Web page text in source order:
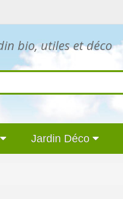
bio, utiles et déco
Jardin Déco